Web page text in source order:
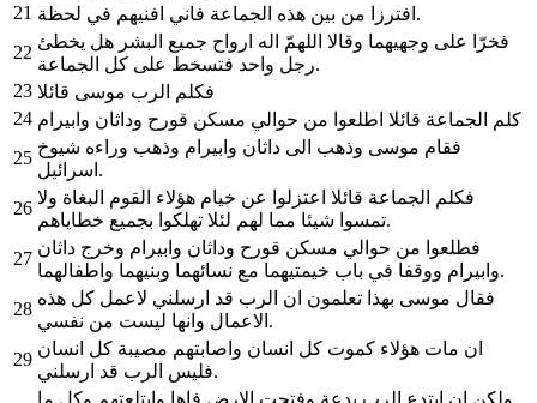
21
افترزا من بين هذه الجماعة فاني افنيهم في لحظة.
22
فخرّا على وجهيهما وقالا اللهمّ اله ارواح جميع البشر هل يخطئ
رجل واحد فتسخط على كل الجماعة.
23 فكلم الرب موسى قائلا
24 كلم الجماعة قائلا اطلعوا من حوالي مسكن قورح وداثان وابيرام
25
فقام موسى وذهب الى داثان وابيرام وذهب وراءه شيوخ
اسرائيل.
26
فكلم الجماعة قائلا اعتزلوا عن خيام هؤلاء القوم البغاة ولا
تمسوا شيئا مما لهم لئلا تهلكوا بجميع خطاياهم.
27
فطلعوا من حوالي مسكن قورح وداثان وابيرام وخرج داثان
وابيرام ووقفا في باب خيمتيهما مع نسائهما وبنيهما واطفالهما.
28
فقال موسى بهذا تعلمون ان الرب قد ارسلني لاعمل كل هذه
الاعمال وانها ليست من نفسي.
29
ان مات هؤلاء كموت كل انسان واصابتهم مصيبة كل انسان
فليس الرب قد ارسلني.
ولكن ان ابتدع الرب بدعة وفتحت الارض فاها وابتلعتهم وكل ما